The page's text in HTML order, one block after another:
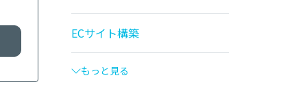
ECサイト構築
もっと見る